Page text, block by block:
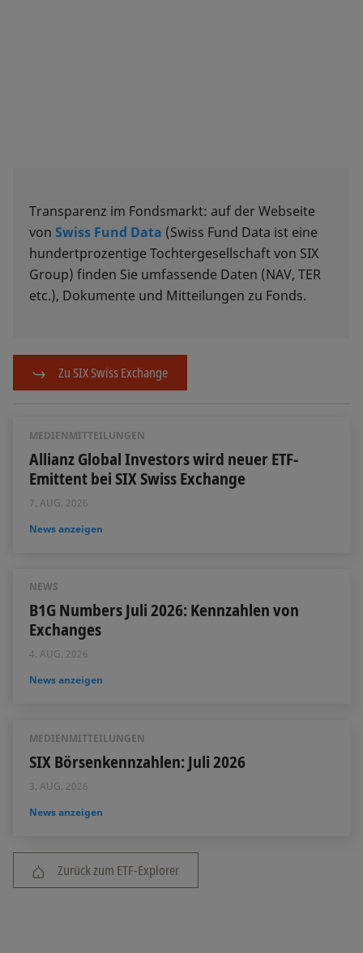
Transparenz im Fondsmarkt: auf der Webseite
von Swiss Fund Data (Swiss Fund Data ist eine
hundertprozentige Tochtergesellschaft von SIX
Group) finden Sie umfassende Daten (NAV, TER
etc.), Dokumente und Mitteilungen zu Fonds.
Zu SIX Swiss Exchange
MEDIENMITTEILUNGEN
Allianz Global Investors wird neuer ETF-
Emittent bei SIX Swiss Exchange
7. AUG. 2026
News anzeigen
NEWS
B1G Numbers Juli 2026: Kennzahlen von
Exchanges
4. AUG. 2026
News anzeigen
MEDIENMITTEILUNGEN
SIX Börsenkennzahlen: Juli 2026
3. AUG. 2026
News anzeigen
Zurück zum ETF-Explorer